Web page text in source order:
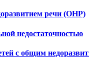
речи (ОНР)
недостаточностью
с общим